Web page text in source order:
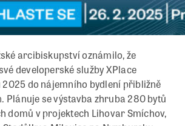
arcibiskupství oznámilo, že
developerské služby XPlace
do nájemního bydlení přibližně
se výstavba zhruba 280 bytů
domů v projektech Lihovar Smíchov,